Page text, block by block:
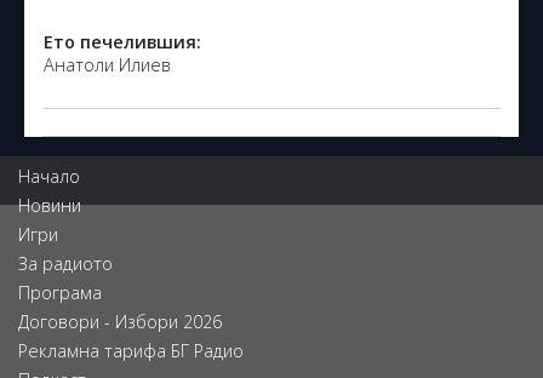
Ето печелившия:
Анатоли Илиев
Начало
Новини
Игри
За радиото
Програма
Договори - Избори 2026
Рекламна тарифа БГ Радио